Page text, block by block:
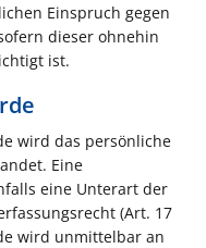
Einspruch gegen
dieser ohnehin
ist.
wird das persönliche
Eine
eine Unterart der
(Art. 17
wird unmittelbar an